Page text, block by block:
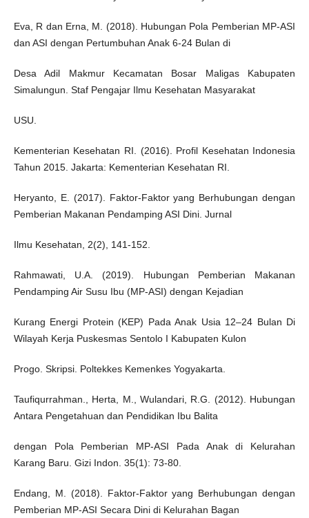
Eva, R dan Erna, M. (2018). Hubungan Pola Pemberian MP-ASI
dan ASI dengan Pertumbuhan Anak 6-24 Bulan di
Desa Adil Makmur Kecamatan Bosar Maligas Kabupaten
Simalungun. Staf Pengajar Ilmu Kesehatan Masyarakat
USU.
Kementerian Kesehatan RI. (2016). Profil Kesehatan Indonesia
Tahun 2015. Jakarta: Kementerian Kesehatan RI.
Heryanto, E. (2017). Faktor-Faktor yang Berhubungan dengan
Pemberian Makanan Pendamping ASI Dini. Jurnal
Ilmu Kesehatan, 2(2), 141-152.
Rahmawati, U.A. (2019). Hubungan Pemberian Makanan
Pendamping Air Susu Ibu (MP-ASI) dengan Kejadian
Kurang Energi Protein (KEP) Pada Anak Usia 12–24 Bulan Di
Wilayah Kerja Puskesmas Sentolo I Kabupaten Kulon
Progo. Skripsi. Poltekkes Kemenkes Yogyakarta.
Taufiqurrahman., Herta, M., Wulandari, R.G. (2012). Hubungan
Antara Pengetahuan dan Pendidikan Ibu Balita
dengan Pola Pemberian MP-ASI Pada Anak di Kelurahan
Karang Baru. Gizi Indon. 35(1): 73-80.
Endang, M. (2018). Faktor-Faktor yang Berhubungan dengan
Pemberian MP-ASI Secara Dini di Kelurahan Bagan